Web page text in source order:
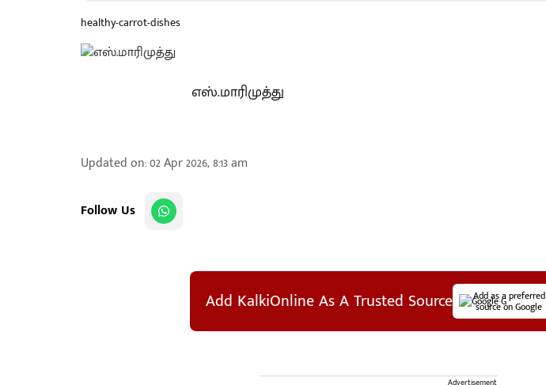
healthy-carrot-dishes
எஸ்.மாரிமுத்து
Updated on:02 Apr 2026, 8:13 am
Follow Us
Add KalkiOnline As A Trusted Source Add as a preferred
source on Google